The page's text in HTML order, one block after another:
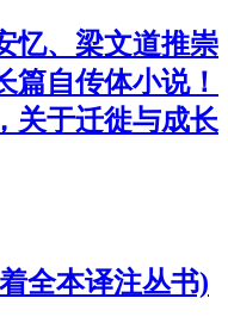
忆、梁文道推崇
篇自传体小说！
关于迁徙与成长
全本译注丛书)